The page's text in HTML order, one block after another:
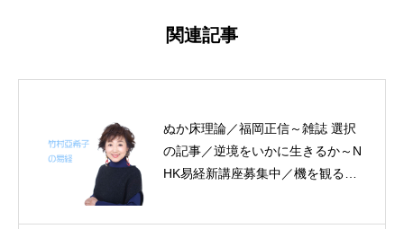
関連記事
ぬか床理論／福岡正信～雑誌 選択
の記事／逆境をいかに生きるか～N
HK易経新講座募集中／機を観る力